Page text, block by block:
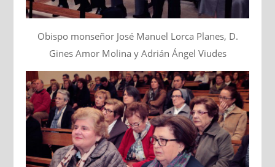
Obispo monseñor José Manuel Lorca Planes, D.
Gines Amor Molina y Adrián Ángel Viudes